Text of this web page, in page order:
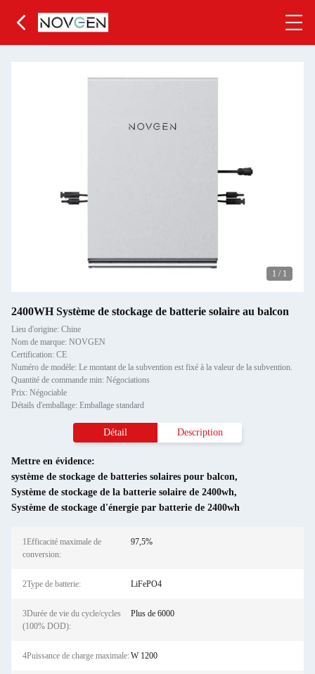
1 / 1
2400WH Système de stockage de batterie solaire au balcon
Lieu d'origine: Chine
Nom de marque: NOVGEN
Certification: CE
Numéro de modèle: Le montant de la subvention est fixé à la valeur de la subvention.
Quantité de commande min: Négociations
Prix: Négociable
Détails d'emballage: Emballage standard
Détail Description
Mettre en évidence:
système de stockage de batteries solaires pour balcon,
Système de stockage de la batterie solaire de 2400wh,
Système de stockage d'énergie par batterie de 2400wh
1Efficacité maximale de
conversion:
97,5%
2Type de batterie: LiFePO4
3Durée de vie du cycle/cycles
(100% DOD):
Plus de 6000
4Puissance de charge maximale:W 1200